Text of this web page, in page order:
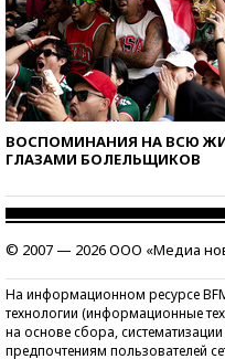
ВОСПОМИНАНИЯ НА ВСЮ
ГЛАЗАМИ БОЛЕЛЬЩИКОВ
© 2007 — 2026 ООО «Медиа
На информационном ресурсе
технологии (информационные
на основе сбора,
предпочтениям пользователей